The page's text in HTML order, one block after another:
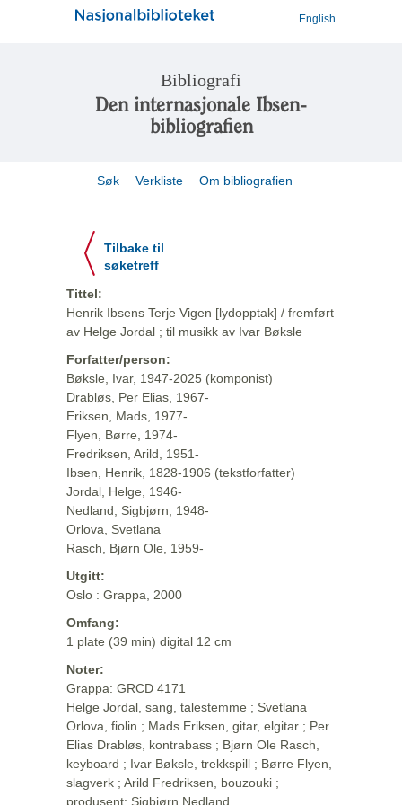
English
Bibliografi
Den internasjonale Ibsen-
bibliografien
Søk Verkliste Om bibliografien
Tilbake til
søketreff
Tittel:
Henrik Ibsens Terje Vigen [lydopptak] / fremført
av Helge Jordal ; til musikk av Ivar Bøksle
Forfatter/person:
Bøksle, Ivar, 1947-2025 (komponist)
Drabløs, Per Elias, 1967-
Eriksen, Mads, 1977-
Flyen, Børre, 1974-
Fredriksen, Arild, 1951-
Ibsen, Henrik, 1828-1906 (tekstforfatter)
Jordal, Helge, 1946-
Nedland, Sigbjørn, 1948-
Orlova, Svetlana
Rasch, Bjørn Ole, 1959-
Utgitt:
Oslo : Grappa, 2000
Omfang:
1 plate (39 min) digital 12 cm
Noter:
Grappa: GRCD 4171
Helge Jordal, sang, talestemme ; Svetlana
Orlova, fiolin ; Mads Eriksen, gitar, elgitar ; Per
Elias Drabløs, kontrabass ; Bjørn Ole Rasch,
keyboard ; Ivar Bøksle, trekkspill ; Børre Flyen,
slagverk ; Arild Fredriksen, bouzouki ;
produsent: Sigbjørn Nedland